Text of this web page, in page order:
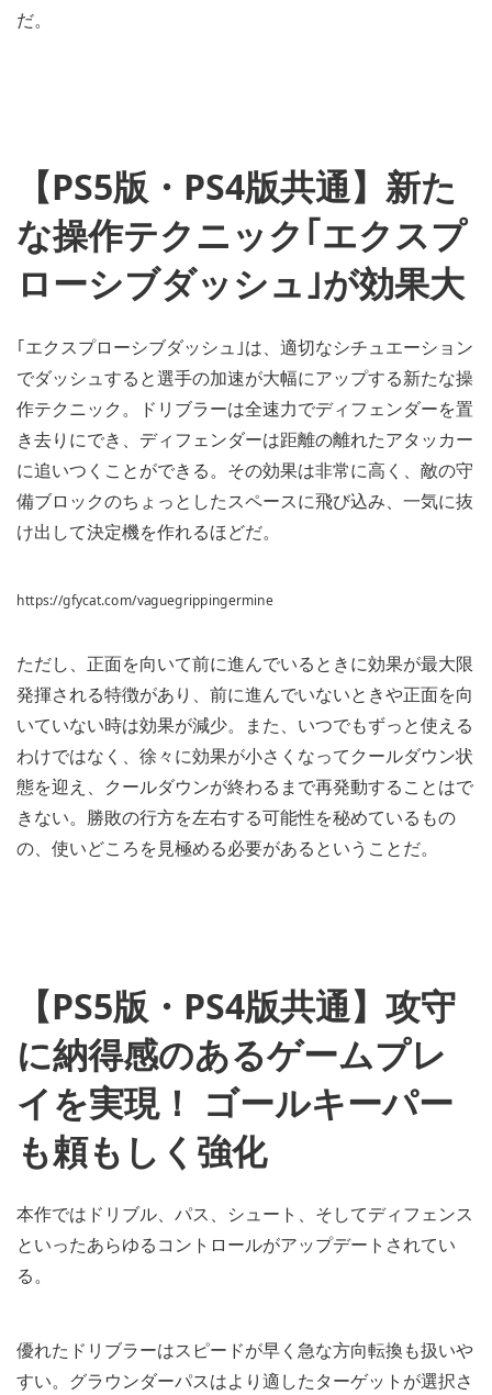
だ。
【PS5版・PS4版共通】新た
な操作テクニック｢エクスプ
ローシブダッシュ｣が効果大
｢エクスプローシブダッシュ｣は、適切なシチュエーション
でダッシュすると選手の加速が大幅にアップする新たな操
作テクニック。ドリブラーは全速力でディフェンダーを置
き去りにでき、ディフェンダーは距離の離れたアタッカー
に追いつくことができる。その効果は非常に高く、敵の守
備ブロックのちょっとしたスペースに飛び込み、一気に抜
け出して決定機を作れるほどだ。
https://gfycat.com/vaguegrippingermine
ただし、正面を向いて前に進んでいるときに効果が最大限
発揮される特徴があり、前に進んでいないときや正面を向
いていない時は効果が減少。また、いつでもずっと使える
わけではなく、徐々に効果が小さくなってクールダウン状
態を迎え、クールダウンが終わるまで再発動することはで
きない。勝敗の行方を左右する可能性を秘めているもの
の、使いどころを見極める必要があるということだ。
【PS5版・PS4版共通】攻守
に納得感のあるゲームプレ
イを実現！ ゴールキーパー
も頼もしく強化
本作ではドリブル、パス、シュート、そしてディフェンス
といったあらゆるコントロールがアップデートされてい
る。
優れたドリブラーはスピードが早く急な方向転換も扱いや
すい。グラウンダーパスはより適したターゲットが選択さ